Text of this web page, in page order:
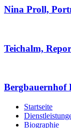
Nina Proll,
Teichalm,
Bergbauernhof
Startseite
Biographie